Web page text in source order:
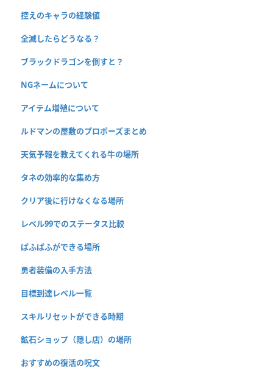
控えのキャラの経験値
全滅したらどうなる？
ブラックドラゴンを倒すと？
NGネームについて
アイテム増殖について
ルドマンの屋敷のプロポーズまとめ
天気予報を教えてくれる牛の場所
タネの効率的な集め方
クリア後に行けなくなる場所
レベル99でのステータス比較
ぱふぱふができる場所
勇者装備の入手方法
目標到達レベル一覧
スキルリセットができる時期
鉱石ショップ（隠し店）の場所
おすすめの復活の呪文